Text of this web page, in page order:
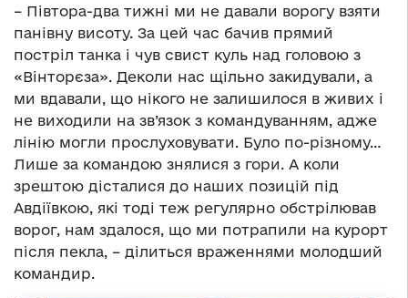
– Півтора-два тижні ми не давали ворогу взяти
панівну висоту. За цей час бачив прямий
постріл танка і чув свист куль над головою з
«Вінторєза». Деколи нас щільно закидували, а
ми вдавали, що нікого не залишилося в живих і
не виходили на зв’язок з командуванням, адже
лінію могли прослуховувати. Було по-різному…
Лише за командою знялися з гори. А коли
зрештою дісталися до наших позицій під
Авдіївкою, які тоді теж регулярно обстрілював
ворог, нам здалося, що ми потрапили на курорт
після пекла, – ділиться враженнями молодший
командир.